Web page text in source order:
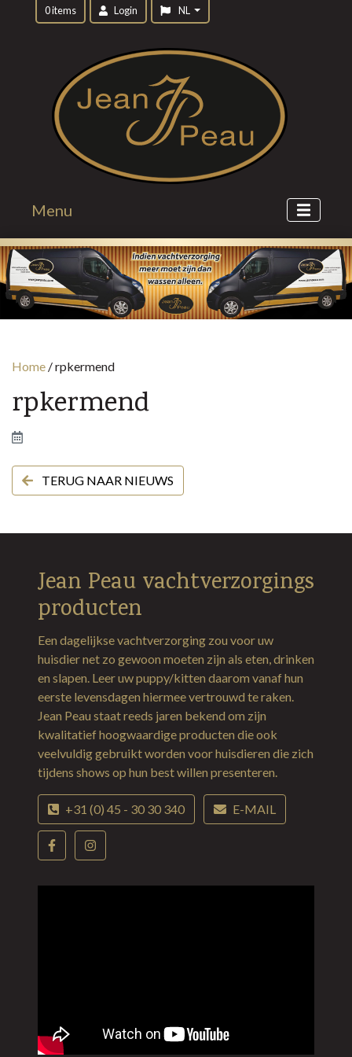
0 items Login NL
Menu
Home /rpkermend
rpkermend
TERUG NAAR NIEUWS
Jean Peau vachtverzorgings
producten
Een dagelijkse vachtverzorging zou voor uw
huisdier net zo gewoon moeten zijn als eten, drinken
en slapen. Leer uw puppy/kitten daarom vanaf hun
eerste levensdagen hiermee vertrouwd te raken.
Jean Peau staat reeds jaren bekend om zijn
kwalitatief hoogwaardige producten die ook
veelvuldig gebruikt worden voor huisdieren die zich
tijdens shows op hun best willen presenteren.
+31 (0) 45 - 30 30 340 E-MAIL